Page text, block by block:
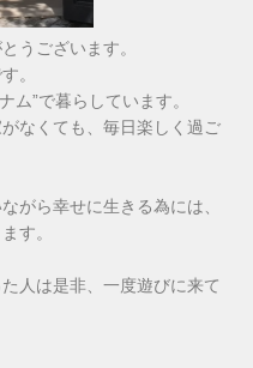
うございます。
。
ム”で暮らしています。
なくても、毎日楽しく過ご
がら幸せに生きる為には、
す。
人は是非、一度遊びに来て